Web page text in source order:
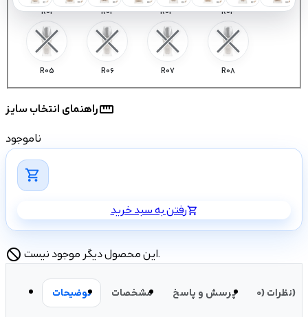
R01 R02 R03 R04
R05 R06 R07 R08
straightenراهنمای انتخاب سایز
ناموجود
shopping_cart
رفتن به سبد خریدshopping_cart
block این محصول دیگر موجود نیست.
توضیحات مشخصات پرسش و پاسخ نظرات (0)